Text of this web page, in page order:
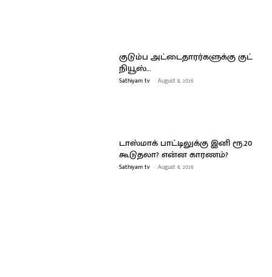
குடும்ப அட்டைதாரர்களுக்கு குட்
நியூஸ்…
Sathiyam tv - August 8, 2026
டாஸ்மாக் பாட்டிலுக்கு இனி ரூ.20
கூடுதலா? என்ன காரணம்?
Sathiyam tv - August 8, 2026